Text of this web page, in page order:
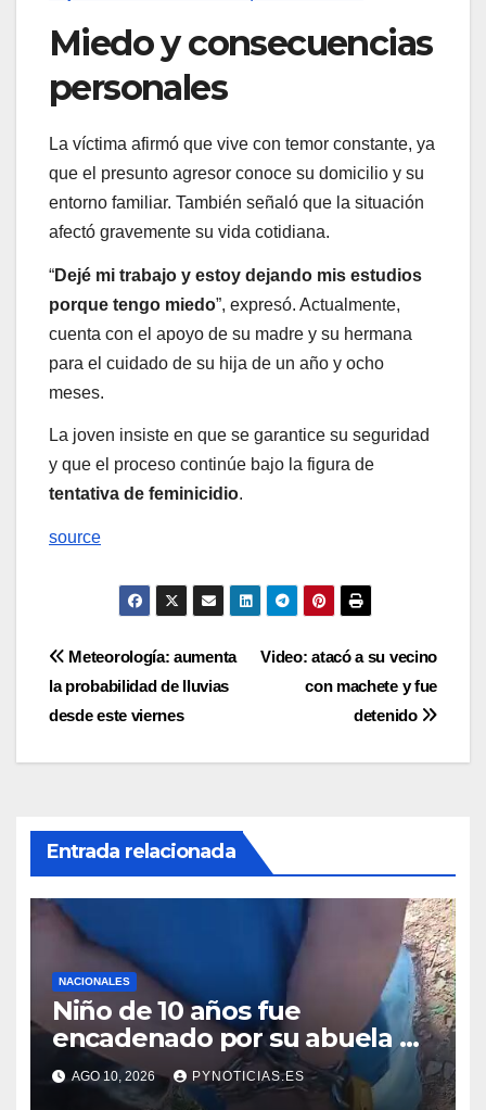
Miedo y consecuencias
personales
La víctima afirmó que vive con temor constante, ya
que el presunto agresor conoce su domicilio y su
entorno familiar. También señaló que la situación
afectó gravemente su vida cotidiana.
“Dejé mi trabajo y estoy dejando mis estudios
porque tengo miedo”, expresó. Actualmente,
cuenta con el apoyo de su madre y su hermana
para el cuidado de su hija de un año y ocho
meses.
La joven insiste en que se garantice su seguridad
y que el proceso continúe bajo la figura de
tentativa de feminicidio.
source
Navegación
de
entradas
Video: atacó a su vecino
con machete y fue
detenido
Meteorología: aumenta
la probabilidad de lluvias
desde este viernes
Entrada relacionada
NACIONALES
Niño de 10 años fue
encadenado por su abuela en
Zeballos Cue, según
denuncia
AGO 10, 2026 PYNOTICIAS.ES